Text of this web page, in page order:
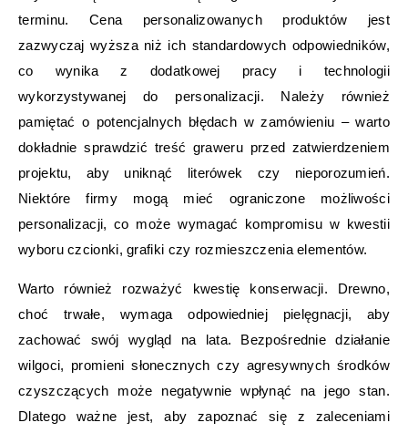
terminu. Cena personalizowanych produktów jest
zazwyczaj wyższa niż ich standardowych odpowiedników,
co wynika z dodatkowej pracy i technologii
wykorzystywanej do personalizacji. Należy również
pamiętać o potencjalnych błędach w zamówieniu – warto
dokładnie sprawdzić treść graweru przed zatwierdzeniem
projektu, aby uniknąć literówek czy nieporozumień.
Niektóre firmy mogą mieć ograniczone możliwości
personalizacji, co może wymagać kompromisu w kwestii
wyboru czcionki, grafiki czy rozmieszczenia elementów.
Warto również rozważyć kwestię konserwacji. Drewno,
choć trwałe, wymaga odpowiedniej pielęgnacji, aby
zachować swój wygląd na lata. Bezpośrednie działanie
wilgoci, promieni słonecznych czy agresywnych środków
czyszczących może negatywnie wpłynąć na jego stan.
Dlatego ważne jest, aby zapoznać się z zaleceniami